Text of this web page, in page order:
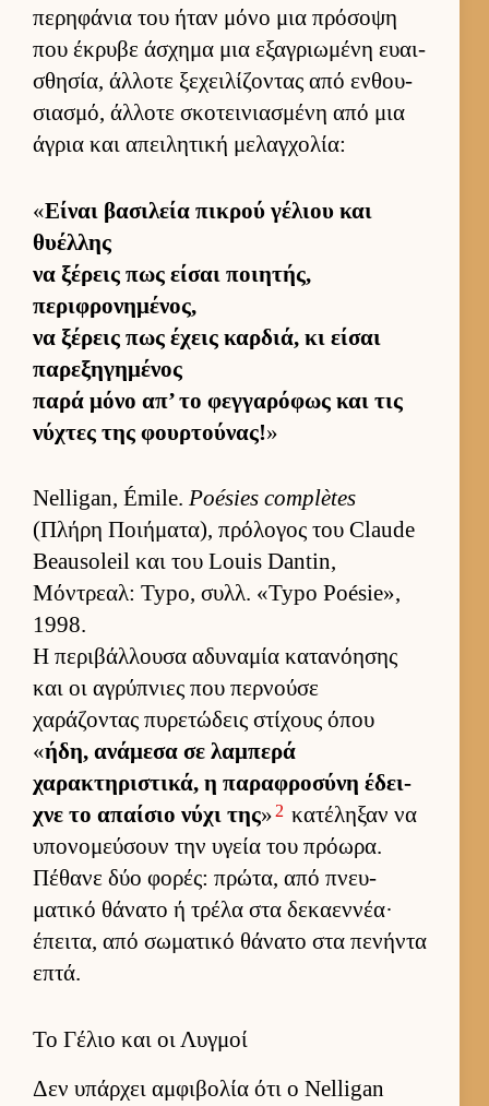
περηφάνια του ήταν μόνο μια πρόσοψη
που έκρυβε άσχημα μια εξαγριω­μένη ευαι­
σθησία, άλ­λοτε ξεχει­λίζοντας από εν­θου­
σια­σμό, άλ­λοτε σκοτει­νια­σμένη από μια
άγρια και απει­λητική μελαγ­χολία:
«Εί­ναι βασιλεία πικρού γέλιου και
θυέλ­λης
να ξέρεις πως εί­σαι ποι­ητής,
περιφρονημένος,
να ξέρεις πως έχεις καρ­διά, κι εί­σαι
παρεξηγημένος
παρά μόνο απ’ το φεγ­γαρόφως και τις
νύχτες της φουρ­τού­νας!»
Nelligan, Émile. Poésies complètes
(Πλήρη Ποι­ήματα), πρόλογος του Claude
Beausoleil και του Louis Dantin,
Μόντρεαλ: Typo, συλλ. «Typo Poésie»,
1998.
Η περιβάλ­λουσα αδυναμία κατανόη­σης
και οι αγρύπνιες που περ­νούσε
χαράζοντας πυρετώδεις στίχους όπου
«ήδη, ανάμεσα σε λαμπερά
χαρακτηριστικά, η παραφροσύνη έδει­
χνε το απαί­σιο νύχι της» 2 κατέληξαν να
υπονομεύ­σουν την υγεία του πρόωρα.
Πέθανε δύο φορές: πρώτα, από πνευ­
ματικό θάνατο ή τρέλα στα δεκαεν­νέα·
έπει­τα, από σωματικό θάνατο στα πενήντα
επτά.
Το Γέλιο και οι Λυγμοί
Δεν υπάρ­χει αμ­φιβολία ότι ο Nelligan